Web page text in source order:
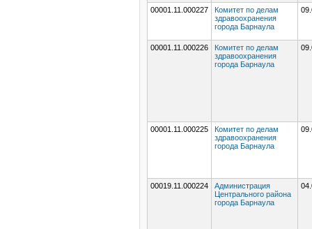
00001.11.000227
Комитет по делам
здравоохранения
города Барнаула
00001.11.000226
Комитет по делам
здравоохранения
города Барнаула
00001.11.000225
Комитет по делам
здравоохранения
города Барнаула
00019.11.000224
Администрация
Центрального района
города Барнаула